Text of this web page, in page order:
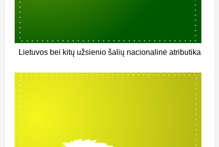
Lietuvos bei kitų užsienio šalių nacionalinė atributika